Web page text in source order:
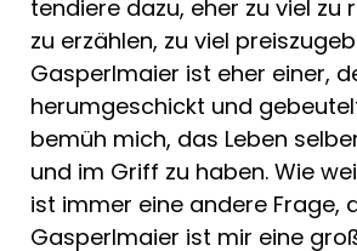
tendiere dazu, eher zu viel zu
zu erzählen, zu viel
Gasperlmaier ist eher einer,
herumgeschickt und
bemüh mich, das Leben
und im Griff zu haben. Wie
ist immer eine andere Frage,
Gasperlmaier ist mir eine